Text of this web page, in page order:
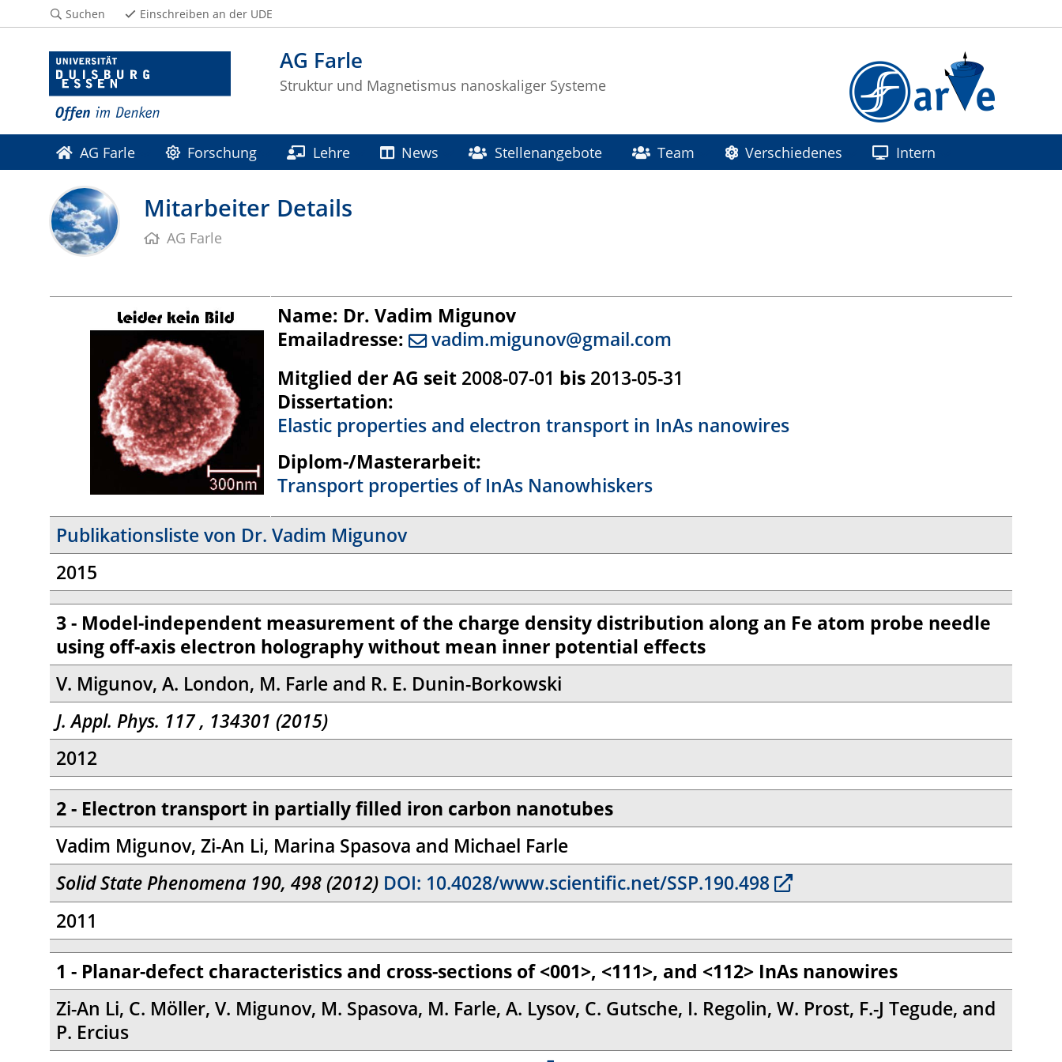
AG Farle
Struktur und Magnetismus nanoskaliger Systeme
Suchen Einschreiben an der UDE
AG Farle Forschung Lehre News Stellenangebote Team Verschiedenes Intern
Mitarbeiter Details
AG Farle
Name: Dr. Vadim Migunov
Emailadresse:
vadim.migunov@gmail.com
Mitglied der AG seit 2008-07-01 bis 2013-05-31
Dissertation:
Elastic properties and electron transport in InAs nanowires
Diplom-/Masterarbeit:
Transport properties of InAs Nanowhiskers
Publikationsliste von Dr. Vadim Migunov
2015
3 - Model-independent measurement of the charge density distribution along an Fe atom probe needle
using off-axis electron holography without mean inner potential effects
V. Migunov, A. London, M. Farle and R. E. Dunin-Borkowski
J. Appl. Phys. 117 , 134301 (2015)
2012
2 - Electron transport in partially filled iron carbon nanotubes
Vadim Migunov, Zi-An Li, Marina Spasova and Michael Farle
Solid State Phenomena 190, 498 (2012) DOI: 10.4028/www.scientific.net/SSP.190.498
2011
1 - Planar-defect characteristics and cross-sections of <001>, <111>, and <112> InAs nanowires
Zi-An Li, C. Möller, V. Migunov, M. Spasova, M. Farle, A. Lysov, C. Gutsche, I. Regolin, W. Prost, F.-J Tegude, and
P. Ercius